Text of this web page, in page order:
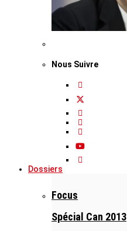
Nous Suivre
Dossiers
Focus
Spécial Can 2013